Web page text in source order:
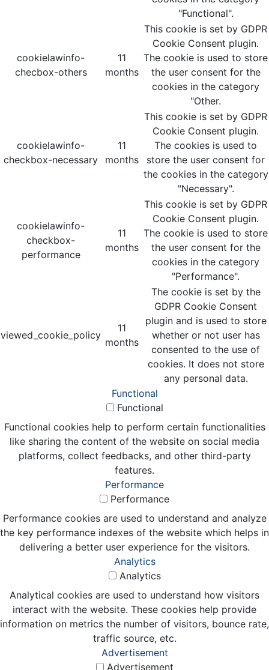
"Functional".
cookielawinfo-
checbox-others
11
months
This cookie is set by GDPR
Cookie Consent plugin.
The cookie is used to store
the user consent for the
cookies in the category
"Other.
cookielawinfo-
checkbox-necessary
11
months
This cookie is set by GDPR
Cookie Consent plugin.
The cookies is used to
store the user consent for
the cookies in the category
"Necessary".
cookielawinfo-
checkbox-
performance
11
months
This cookie is set by GDPR
Cookie Consent plugin.
The cookie is used to store
the user consent for the
cookies in the category
"Performance".
viewed_cookie_policy
11
months
The cookie is set by the
GDPR Cookie Consent
plugin and is used to store
whether or not user has
consented to the use of
cookies. It does not store
any personal data.
Functional
Functional
Functional cookies help to perform certain functionalities
like sharing the content of the website on social media
platforms, collect feedbacks, and other third-party
features.
Performance
Performance
Performance cookies are used to understand and analyze
the key performance indexes of the website which helps in
delivering a better user experience for the visitors.
Analytics
Analytics
Analytical cookies are used to understand how visitors
interact with the website. These cookies help provide
information on metrics the number of visitors, bounce rate,
traffic source, etc.
Advertisement
Advertisement